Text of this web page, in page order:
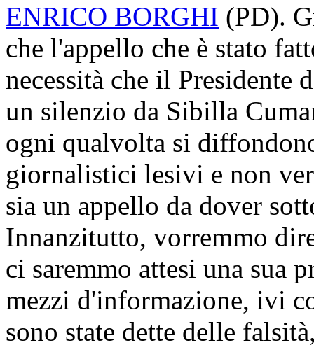
ENRICO BORGHI (PD).
che l'appello che è stato
necessità che il Presidente
un silenzio da Sibilla
ogni qualvolta si
giornalistici lesivi e non
sia un appello da dover
Innanzitutto, vorremmo
ci saremmo attesi una sua
mezzi d'informazione, ivi
sono state dette delle